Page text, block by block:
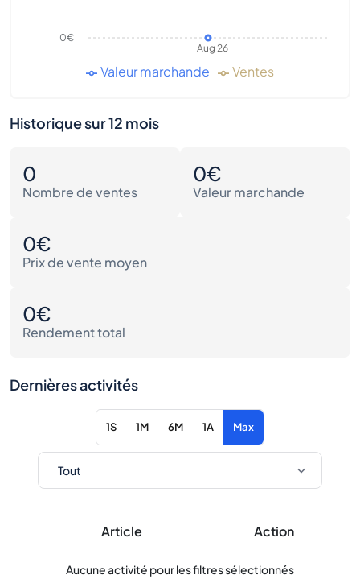
Aug 26
0€
Valeur marchande Ventes
Historique sur 12 mois
0
Nombre de ventes
0€
Valeur marchande
0€
Prix de vente moyen
0€
Rendement total
Dernières activités
1S 1M 6M 1A Max
Article Action
Aucune activité pour les filtres sélectionnés